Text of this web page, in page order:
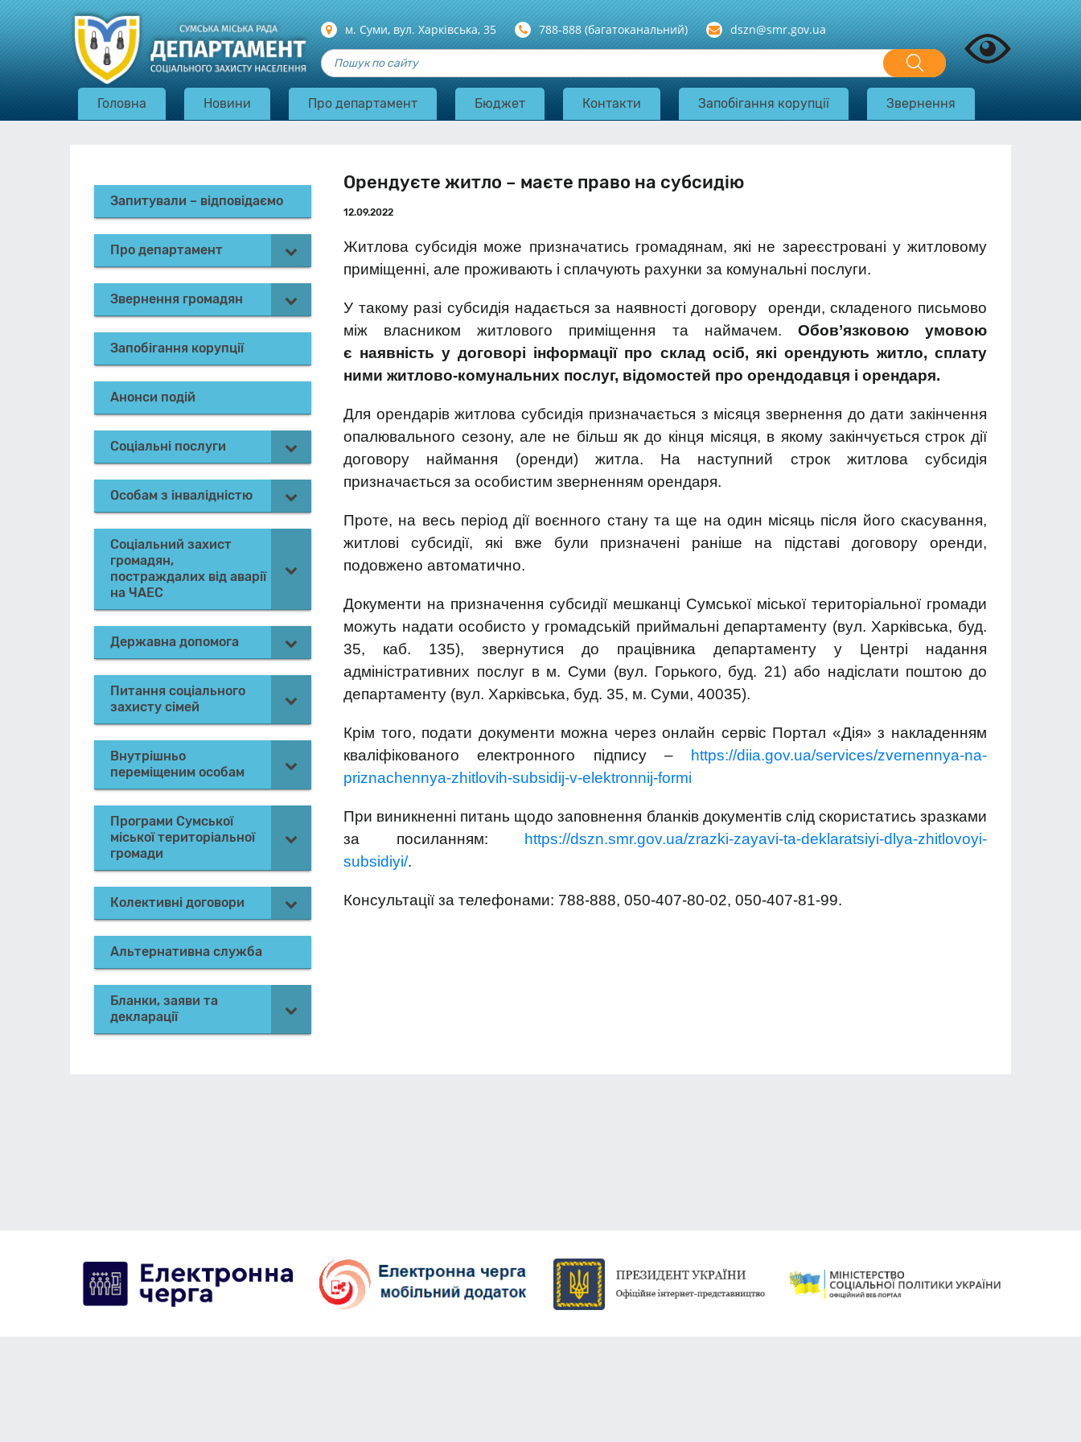
м. Суми, вул. Харкiвська, 35 788-888 (багатоканальний) dszn@smr.gov.ua
Головна Новини Про департамент Бюджет Контакти Запобігання корупції Звернення
Запитували – відповідаємо
Про департамент
Звернення громадян
Запобігання корупції
Анонси подій
Соціальні послуги
Особам з інвалідністю
Соціальний захист
громадян,
постраждалих від аварії
на ЧАЕС
Державна допомога
Питання соціального
захисту сімей
Внутрішньо
переміщеним особам
Програми Сумської
міської територіальної
громади
Колективні договори
Альтернативна служба
Бланки, заяви та
декларації
Орендуєте житло – маєте право на субсидію
12.09.2022
Житлова субсидія може призначатись громадянам, які не зареєстровані у житловому
приміщенні, але проживають і сплачують рахунки за комунальні послуги.
У такому разі субсидія надається за наявності договору оренди, складеного письмово
між власником житлового приміщення та наймачем. Обов’язковою умовою
є наявність у договорі інформації про склад осіб, які орендують житло, сплату
ними житлово-комунальних послуг, відомостей про орендо­давця і орендаря.
Для орендарів житлова субсидія призначається з місяця звернення до дати закінчення
опалювального сезону, але не більш як до кінця місяця, в якому закінчується строк дії
договору наймання (оренди) житла. На наступний строк житлова субсидія
призначається за особистим зверненням орендаря.
Проте, на весь період дії воєнного стану та ще на один місяць після його скасування,
житлові субсидії, які вже були призначені раніше на підставі договору оренди,
подовжено автоматично.
Документи на призначення субсидії мешканці Сумської міської територіальної громади
можуть надати особисто у громадській приймальні департаменту (вул. Харківська, буд.
35, каб. 135), звернутися до працівника департаменту у Центрі надання
адміністративних послуг в м. Суми (вул. Горького, буд. 21) або надіслати поштою до
департаменту (вул. Харківська, буд. 35, м. Суми, 40035).
Крім того, подати документи можна через онлайн сервіс Портал «Дія» з накладенням
кваліфікованого електронного підпису –
https://diia.gov.ua/services/zvernennya-na-
priznachennya-zhitlovih-subsidij-v-elektronnij-formi
При виникненні питань щодо заповнення бланків документів слід скористатись зразками
за посиланням:
https://dszn.smr.gov.ua/zrazki-zayavi-ta-deklaratsiyi-dlya-zhitlovoyi-
subsidiyi/.
Консультації за телефонами: 788-888, 050-407-80-02, 050-407-81-99.